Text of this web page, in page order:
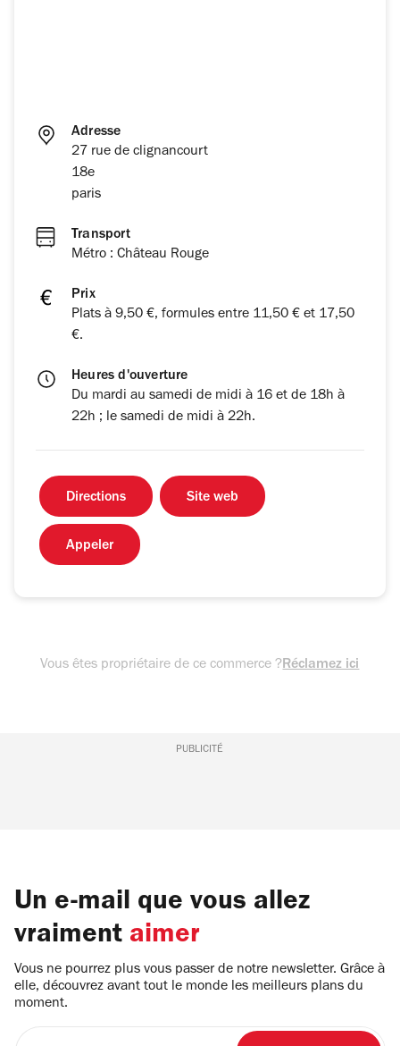
Adresse
27 rue de clignancourt
18e
paris
Transport
Métro : Château Rouge
Prix
Plats à 9,50 €, formules entre 11,50 € et 17,50
€.
Heures d'ouverture
Du mardi au samedi de midi à 16 et de 18h à
22h ; le samedi de midi à 22h.
Directions Site web
Appeler
Vous êtes propriétaire de ce commerce ?Réclamez ici
PUBLICITÉ
Un e-mail que vous allez
vraiment aimer
Vous ne pourrez plus vous passer de notre newsletter. Grâce à
elle, découvrez avant tout le monde les meilleurs plans du
moment.